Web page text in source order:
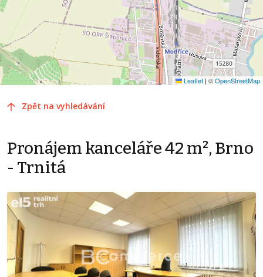
Leaflet | ©OpenStreetMap
Zpět na vyhledávání
Pronájem kanceláře 42 m², Brno
- Trnitá